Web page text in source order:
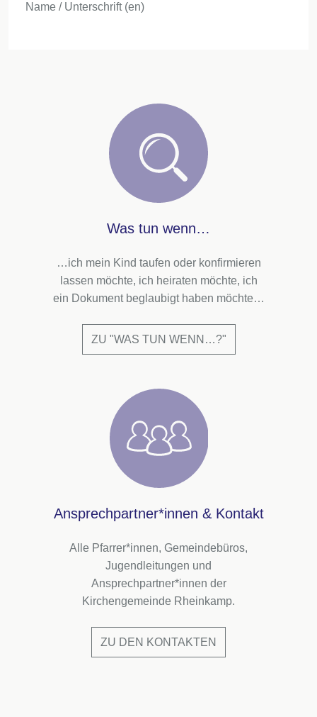
Name / Unterschrift (en)
Was tun wenn…
…ich mein Kind taufen oder konfirmieren
lassen möchte, ich heiraten möchte, ich
ein Dokument beglaubigt haben möchte…
ZU "WAS TUN WENN…?"
Ansprechpartner*innen & Kontakt
Alle Pfarrer*innen, Gemeindebüros,
Jugendleitungen und
Ansprechpartner*innen der
Kirchengemeinde Rheinkamp.
ZU DEN KONTAKTEN